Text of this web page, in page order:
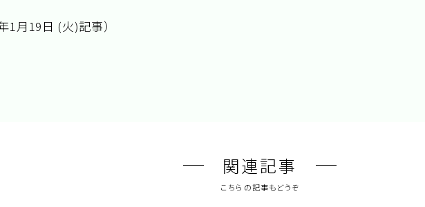
1月19日 (火)記事）
関連記事
こちらの記事もどうぞ